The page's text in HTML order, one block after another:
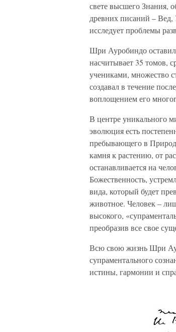
свете высшего Знания,
древних писаний – Вед,
исследует проблемы
Шри Ауробиндо оставил
насчитывает 35 томов,
учениками, множество
создавал в течение
воплощением его
В центре уникального
эволюция есть
пребывающего в
камня к растению, от
останавливается на
Божественность,
вида, который будет
животное. Человек –
высокого,
преобразив все свое
Всю свою жизнь Шри
супраментального
истины, гармонии и